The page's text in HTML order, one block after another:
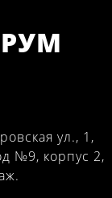
ул., 1,
№9, корпус 2,